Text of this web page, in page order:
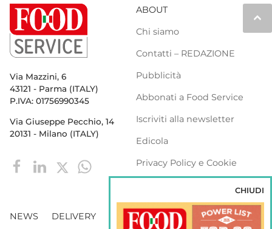
keyboard_arrow_up
Via Mazzini, 6
43121 - Parma (ITALY)
P.IVA: 01756990345
Via Giuseppe Pecchio, 14
20131 - Milano (ITALY)
ABOUT
Chi siamo
Contatti – REDAZIONE
Pubblicità
Abbonati a Food Service
Iscriviti alla newsletter
Edicola
Privacy Policy e Cookie
NEWS DELIVERY DISTRIBUZIONE
CHIUDI